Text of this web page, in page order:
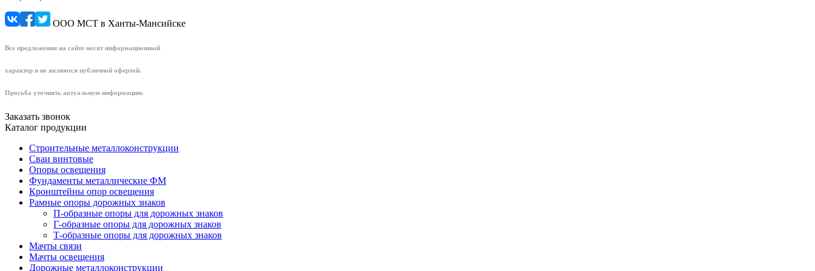
ООО МСТ в Ханты-Мансийске
Все предложения на сайте носят информационный
характер и не являются публичной офертой.
Просьба уточнять актуальную информацию.
Заказать звонок
Каталог продукции
Строительные металлоконструкции
Сваи винтовые
Опоры освещения
Фундаменты металлические ФМ
Кронштейны опор освещения
Рамные опоры дорожных знаков
П-образные опоры для дорожных знаков
Г-образные опоры для дорожных знаков
Т-образные опоры для дорожных знаков
Мачты связи
Мачты освещения
Дорожные металлоконструкции